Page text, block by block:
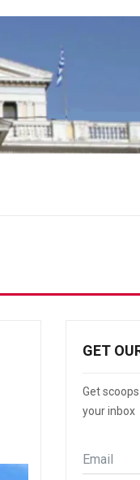
GET
Get
your inbox
Email
*